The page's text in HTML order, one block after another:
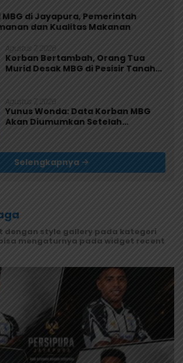
di Jayapura, Pemerintah
dan Kualitas Makanan
Agustus 7, 2026
Korban Bertambah, Orang Tua
Murid Desak MBG di Pesisir Tanah
Agustus 7, 2026
Yunus Wonda: Data Korban MBG
Akan Diumumkan Setelah
Selengkapnya
dengan style gallery pada kategori
mengaturnya pada widget recent